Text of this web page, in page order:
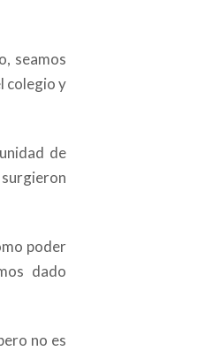
seamos
colegio y
de
poder
dado
no es